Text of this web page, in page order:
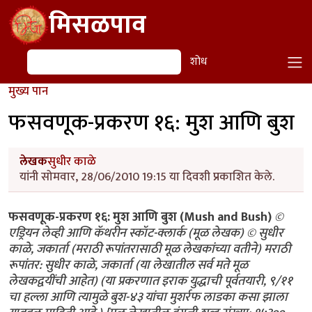
Skip to main contentमिसळपाव
शोध शोध
मुख्य पान
फसवणूक-प्रकरण १६: मुश आणि बुश
लेखकसुधीर काळे
यांनी सोमवार, 28/06/2010 19:15 या दिवशी प्रकाशित केले.
फसवणूक-प्रकरण १६: मुश आणि बुश (Mush and Bush)©
एड्रियन लेव्ही आणि कॅथरीन स्कॉट-क्लार्क (मूळ लेखक) © सुधीर
काळे, जकार्ता (मराठी रूपांतरासाठी मूळ लेखकांच्या वतीने) मराठी
रूपांतर: सुधीर काळे, जकार्ता (या लेखातील सर्व मते मूळ
लेखकद्वयींची आहेत) (या प्रकरणात इराक युद्धाची पूर्वतयारी, ९/११
चा हल्ला आणि त्यामुळे बुश-४३ यांचा मुशर्रफ लाडका कसा झाला